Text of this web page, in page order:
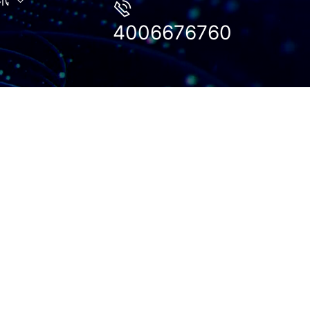
4006676760